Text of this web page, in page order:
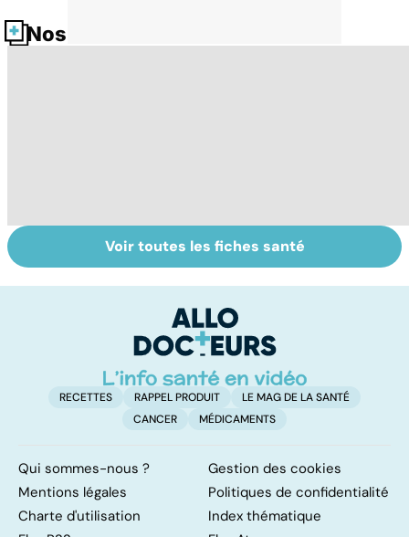
Nos fiches santé
Tout savoir sur le
cerveau
Staphylocoque
doré : une
surveillance
Voir toutes les fiches santé
RECETTES RAPPEL PRODUIT
LE MAG DE LA SANTÉ
CANCER
MÉDICAMENTS
Qui sommes-nous ?
Gestion des cookies
Mentions légales
Politiques de confidentialité
Charte d'utilisation
Index thématique